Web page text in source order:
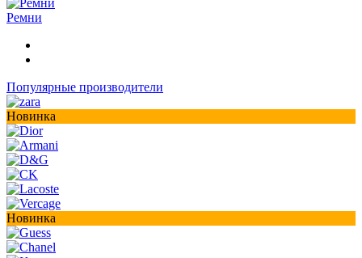
Ремни
Популярные производители
Новинка
Новинка